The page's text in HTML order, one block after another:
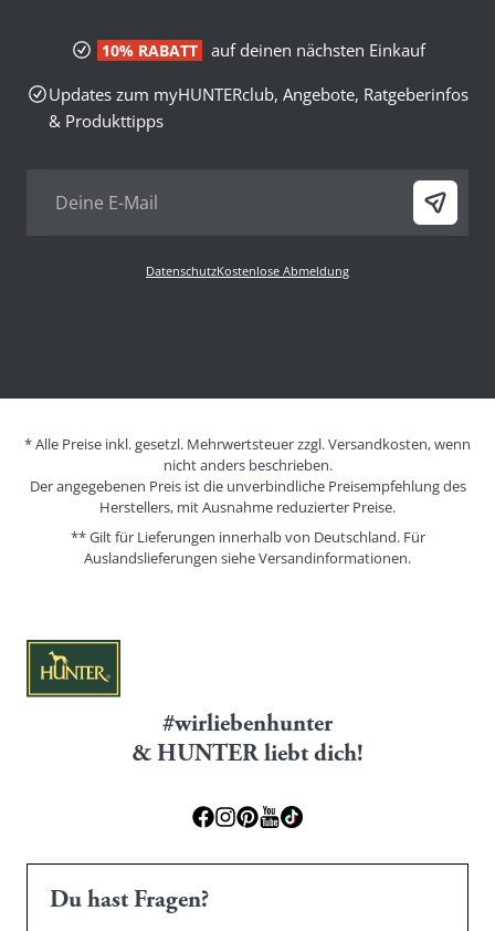
10% RABATT
auf deinen nächsten Einkauf
Updates zum myHUNTERclub, Angebote, Ratgeberinfos
& Produkttipps
DatenschutzKostenlose Abmeldung
* Alle Preise inkl. gesetzl. Mehrwertsteuer zzgl. Versandkosten, wenn
nicht anders beschrieben.
Der angegebenen Preis ist die unverbindliche Preisempfehlung des
Herstellers, mit Ausnahme reduzierter Preise.
** Gilt für Lieferungen innerhalb von Deutschland. Für
Auslandslieferungen sieheVersandinformationen.
#wirliebenhunter
& HUNTER liebt dich!
Du hast Fragen?